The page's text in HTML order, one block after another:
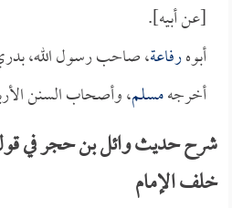
[عن أبيه].
أبوهرفاعة، صاحب رسول الله،
أخرجهمسلم، وأصحاب السنن
شرح حديث وائل بن حجر في
خلف الإمام